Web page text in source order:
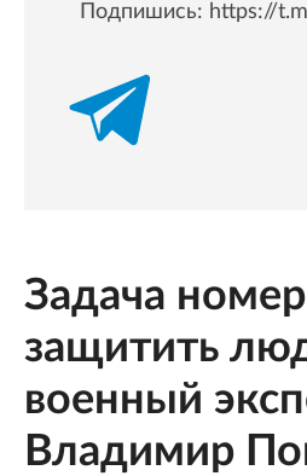
Подпишись: https://
Задача
защитить
военный
Владимир